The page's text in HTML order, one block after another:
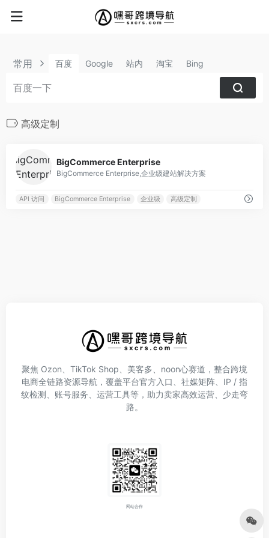
常用 百度 Google 站内 淘宝 Bing
高级定制
BigCommerce Enterprise
BigCommerce Enterprise,企业级建站解决方案
API 访问 BigCommerce Enterprise 企业级 高级定制
聚焦 Ozon、TikTok Shop、美客多、noon心赛道，整合跨境
电商全链路资源导航，覆盖平台官方入口、社媒矩阵、IP / 指
纹检测、账号服务、运营工具等，助力卖家高效运营、少走弯
路。
网站合作